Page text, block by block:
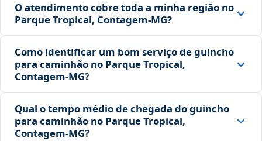
O atendimento cobre toda a minha região no
Parque Tropical, Contagem‑MG?
Como identificar um bom serviço de guincho
para caminhão no Parque Tropical,
Contagem‑MG?
Qual o tempo médio de chegada do guincho
para caminhão no Parque Tropical,
Contagem‑MG?